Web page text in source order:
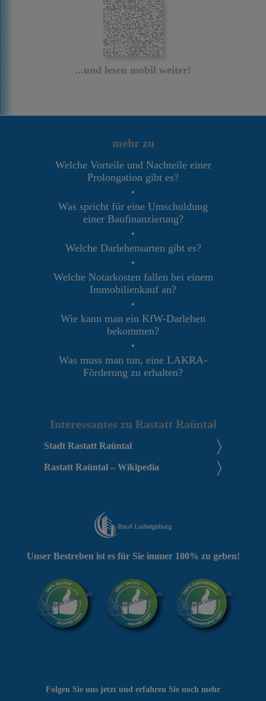
...und lesen mobil weiter!
mehr zu
Welche Vorteile und Nachteile einer
Prolongation gibt es?
•
Was spricht für eine Umschuldung
einer Baufinanzierung?
•
Welche Darlehensarten gibt es?
•
Welche Notarkosten fallen bei einem
Immobilienkauf an?
•
Wie kann man ein KfW-Darlehen
bekommen?
•
Was muss man tun, eine LAKRA-
Förderung zu erhalten?
Interessantes zu Rastatt Raüntal
Stadt Rastatt Raüntal
Rastatt Raüntal – Wikipedia
Folgen Sie uns jetzt und erfahren Sie noch mehr
Unser Bestreben ist es für Sie immer 100% zu geben!